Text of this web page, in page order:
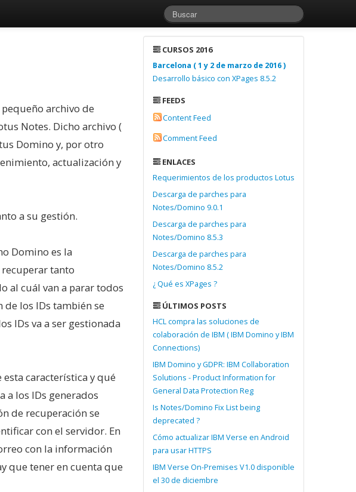
archivo de
Notes. Dicho archivo (
Domino y, por otro
actualización y
a su gestión.
Domino es la
tanto
al cuál van a parar todos
los IDs también se
IDs va a ser gestionada
característica y qué
a los IDs generados
de recuperación se
con el servidor. En
con la información
que tener en cuenta que
CURSOS 2016
Barcelona ( 1 y 2 de marzo de 2016 )
Desarrollo básico con XPages 8.5.2
FEEDS
Content Feed
Comment Feed
ENLACES
Requerimientos de los productos Lotus
Descarga de parches para
Notes/Domino 9.0.1
Descarga de parches para
Notes/Domino 8.5.3
Descarga de parches para
Notes/Domino 8.5.2
¿ Qué es XPages ?
ÚLTIMOS POSTS
HCL compra las soluciones de
colaboración de IBM ( IBM Domino y IBM
Connections)
IBM Domino y GDPR: IBM Collaboration
Solutions - Product Information for
General Data Protection Reg
Is Notes/Domino Fix List being
deprecated ?
Cómo actualizar IBM Verse en Android
para usar HTTPS
IBM Verse On-Premises V1.0 disponible
el 30 de diciembre